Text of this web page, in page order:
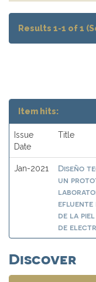
Results 1-1 of 1
Item hits:
Issue
Date
Title
Jan-2021
Diseño
un
de la
de
Discover